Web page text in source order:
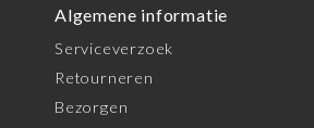
Algemene informatie
Serviceverzoek
Retourneren
Bezorgen